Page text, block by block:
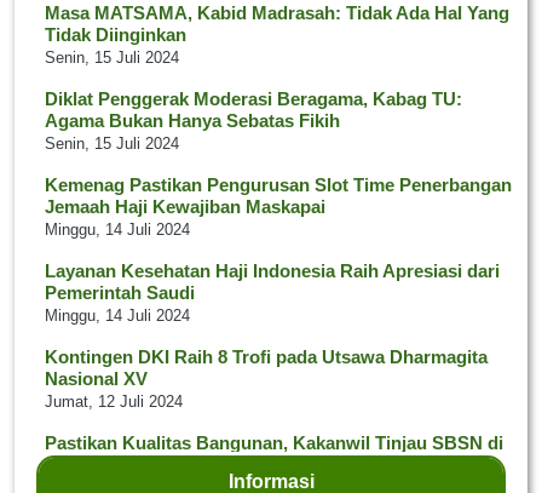
Informasi
Masa MATSAMA, Kabid Madrasah: Tidak Ada Hal Yang
Tidak Diinginkan
Senin, 15 Juli 2024
Diklat Penggerak Moderasi Beragama, Kabag TU:
Agama Bukan Hanya Sebatas Fikih
Senin, 15 Juli 2024
Kemenag Pastikan Pengurusan Slot Time Penerbangan
Jemaah Haji Kewajiban Maskapai
Minggu, 14 Juli 2024
Layanan Kesehatan Haji Indonesia Raih Apresiasi dari
Pemerintah Saudi
Minggu, 14 Juli 2024
Kontingen DKI Raih 8 Trofi pada Utsawa Dharmagita
Nasional XV
Jumat, 12 Juli 2024
Pastikan Kualitas Bangunan, Kakanwil Tinjau SBSN di
Kab. Sukabumi